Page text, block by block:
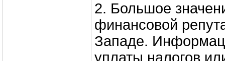
2. Большое
финансовой
Западе.
уплаты налогов